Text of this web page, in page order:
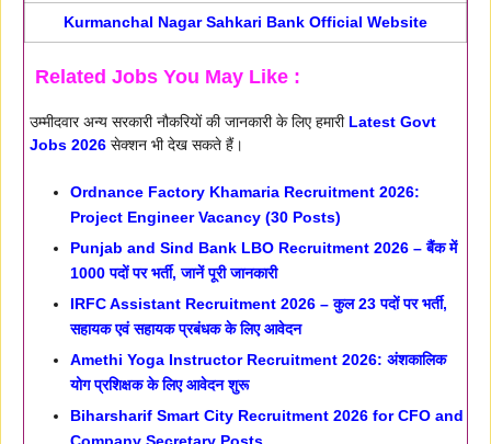
Kurmanchal Nagar Sahkari Bank Official Website
Related Jobs You May Like :
उम्मीदवार अन्य सरकारी नौकरियों की जानकारी के लिए हमारी Latest Govt
Jobs 2026 सेक्शन भी देख सकते हैं।
Ordnance Factory Khamaria Recruitment 2026:
Project Engineer Vacancy (30 Posts)
Punjab and Sind Bank LBO Recruitment 2026 – बैंक में
1000 पदों पर भर्ती, जानें पूरी जानकारी
IRFC Assistant Recruitment 2026 – कुल 23 पदों पर भर्ती,
सहायक एवं सहायक प्रबंधक के लिए आवेदन
Amethi Yoga Instructor Recruitment 2026: अंशकालिक
योग प्रशिक्षक के लिए आवेदन शुरू
Biharsharif Smart City Recruitment 2026 for CFO and
Company Secretary Posts